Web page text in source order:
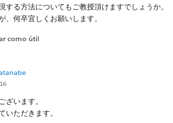
する方法についてもご教授頂けますでしょうか。
、何卒宜しくお願いします。
como útil
ざいます。
いただきます。